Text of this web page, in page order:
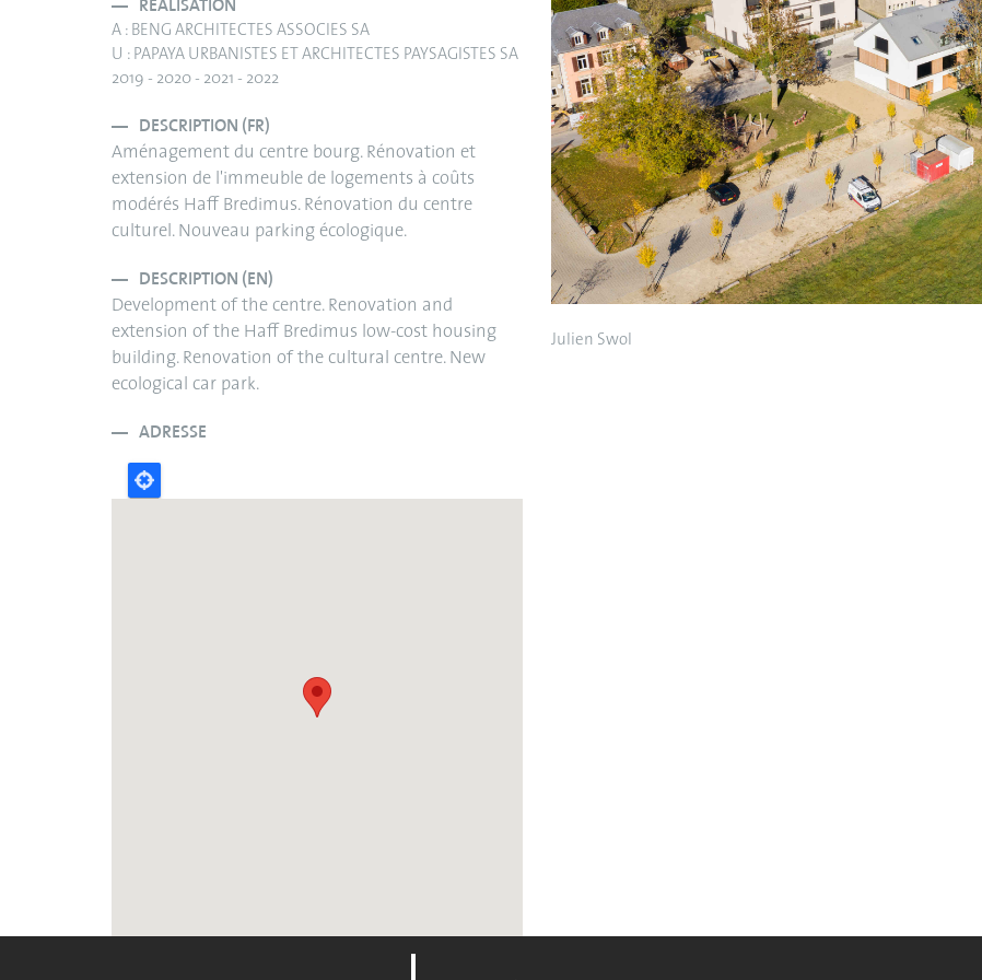
RÉALISATION
A : BENG ARCHITECTES ASSOCIES SA
U : PAPAYA URBANISTES ET ARCHITECTES PAYSAGISTES SA
2019 - 2020 - 2021 - 2022
DESCRIPTION (FR)
Aménagement du centre bourg. Rénovation et
extension de l'immeuble de logements à coûts
modérés Haff Bredimus. Rénovation du centre
culturel. Nouveau parking écologique.
DESCRIPTION (EN)
Development of the centre. Renovation and
extension of the Haff Bredimus low-cost housing
building. Renovation of the cultural centre. New
ecological car park.
ADRESSE
Julien Swol